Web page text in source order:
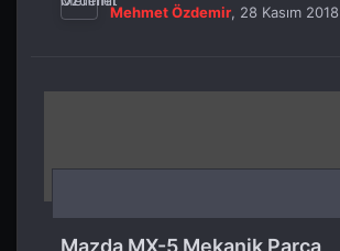
Mehmet Özdemir, 28 Kasım 2018
Mazda MX-5 Mekanik Parça